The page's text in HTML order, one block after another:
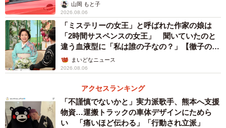
山岡 もと子
2026.08.06
「ミステリーの女王」と呼ばれた作家の娘は
「2時間サスペンスの女王」 聞いていたのと
違う血液型に「私は誰の子なの？」【徹子の部
屋】まいどなニュース
2026.08.06
アクセスランキング
「不謹慎でないかと」実力派歌手、熊本へ支援
物資…運搬トラックの車体デザインにためら
い 「痛いほど伝わる」「行動され立派」